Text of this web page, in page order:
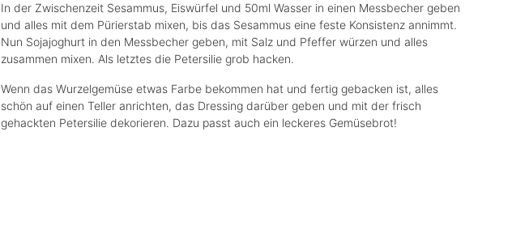
In der Zwischenzeit Sesammus, Eiswürfel und 50ml Wasser in einen Messbecher geben
und alles mit dem Pürierstab mixen, bis das Sesammus eine feste Konsistenz annimmt.
Nun Sojajoghurt in den Messbecher geben, mit Salz und Pfeffer würzen und alles
zusammen mixen. Als letztes die Petersilie grob hacken.
Wenn das Wurzelgemüse etwas Farbe bekommen hat und fertig gebacken ist, alles
schön auf einen Teller anrichten, das Dressing darüber geben und mit der frisch
gehackten Petersilie dekorieren. Dazu passt auch ein leckeres Gemüsebrot!